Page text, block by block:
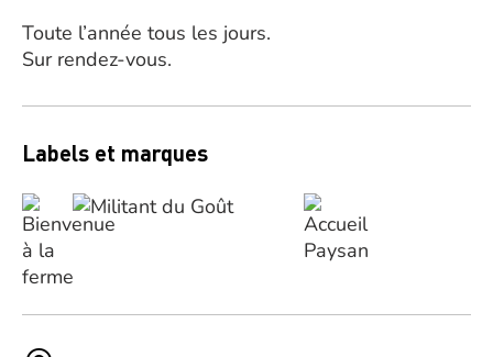
Toute l’année tous les jours.
Sur rendez-vous.
Labels et marques